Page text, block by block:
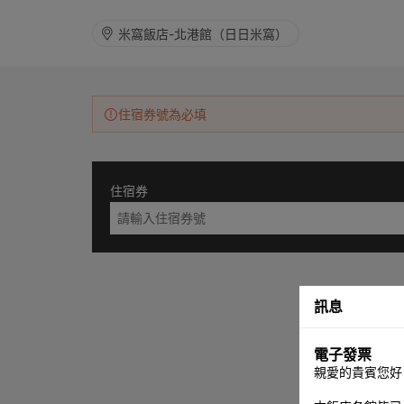
米窩飯店-北港館（日日米窩）
住宿券號為必填
住宿券
訊息
電子發票
親愛的貴賓您